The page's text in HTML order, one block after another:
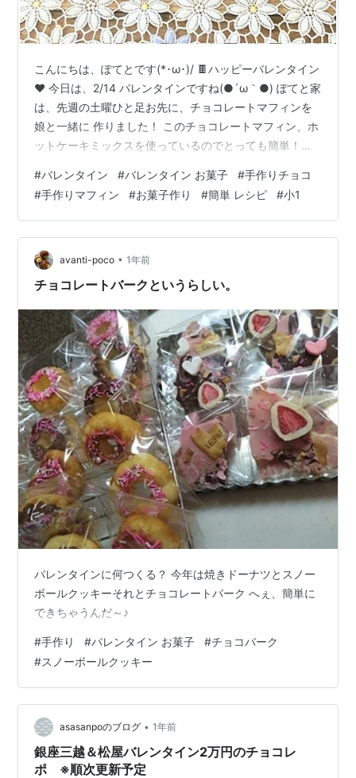
こんにちは、ぽてとです(*･ω･)/ 🍫ハッピーバレンタイン
❤ 今日は、2/14 バレンタインですね(●´ω｀●) ぽてと家
は、先週の土曜ひと足お先に、チョコレートマフィンを
娘と一緒に 作りました！ このチョコレートマフィン、ホ
ットケーキミックスを使っているのでとっても簡単！！
一緒に作るのに、とってもおすすめです(*´꒳`*) 今の時代
は、情報がたくさんあるのでお菓子作りもハードルを下
げて、 子どもと一緒に楽しむことができます。 発信者の
方々には、感謝感謝です(●´ω｀●) ホットケーキミック
スでチョコマフィン SNSで簡単そうなのを見つけ…
#バレンタイン #バレンタイン お菓子 #手作りチョコ
#手作りマフィン #お菓子作り #簡単 レシピ #小1
avanti-poco • 1年前
チョコレートバークというらしい。
バレンタインに何つくる？ 今年は焼きドーナツとスノー
ボールクッキーそれとチョコレートバーク へぇ、簡単に
できちゃうんだ～♪
#手作り #バレンタイン お菓子 #チョコバーク
#スノーボールクッキー
asasanpoのブログ • 1年前
銀座三越＆松屋バレンタイン2万円のチョコレ
ポ ※順次更新予定